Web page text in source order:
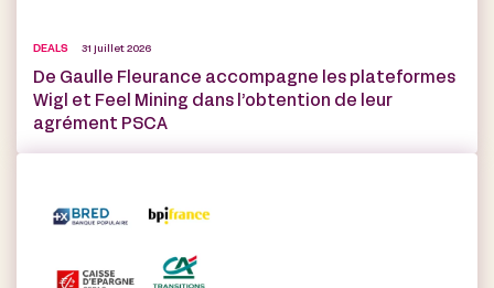
DEALS 31 juillet 2026
De Gaulle Fleurance accompagne les plateformes
Wigl et Feel Mining dans l’obtention de leur
agrément PSCA